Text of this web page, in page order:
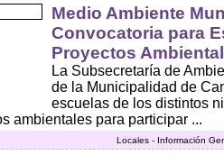
Medio Ambiente
Convocatoria para
Proyectos
La Subsecretaría de
de la Municipalidad de
escuelas de los distintos
ambientales para participar ...
Locales - Información